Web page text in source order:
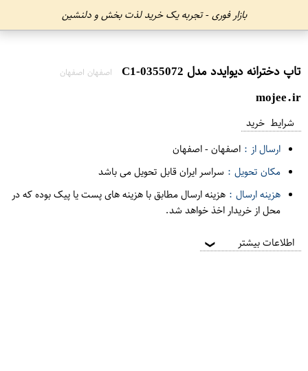
بازار فوری - تجربه یک خرید لذت بخش و دلنشین
تاپ دخترانه دیوایدد مدل C1-0355072 اصفهان اصفهان
mojee.ir
شرایط خرید
ارسال از : اصفهان-اصفهان
مکان تحویل : سراسر ایران قابل تحویل می باشد
هزینه ارسال : هزینه ارسال مطابق با هزینه های پست یا پیک بوده که در
محل از خریدار اخذ خواهد شد.
اطلاعات بیشتر ❯